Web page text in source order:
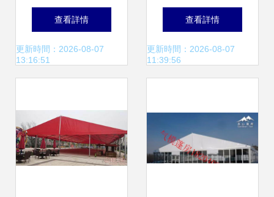
夏蓬房六角大蓬,彩
色棚房出租】-
查看詳情
更新時間：2026-08-07
13:16:51
間解決方案
查看詳情
更新時間：2026-08-07
11:39:56